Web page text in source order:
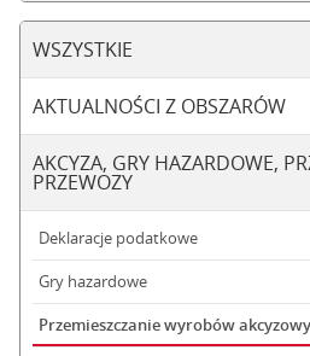
WSZYSTKIE
AKTUALNOŚCI Z OBSZARÓW
AKCYZA, GRY HAZARDOWE,
PRZEWOZY
Deklaracje podatkowe
Gry hazardowe
Przemieszczanie wyrobów